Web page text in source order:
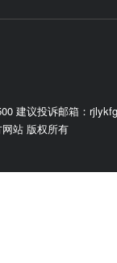
建议投诉邮箱：
站 版权所有